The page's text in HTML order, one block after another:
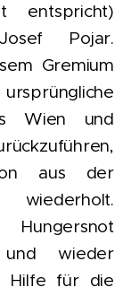
entspricht)
Pojar.
Gremium
Wien und
aus der
wiederholt.
wieder
Hilfe für die